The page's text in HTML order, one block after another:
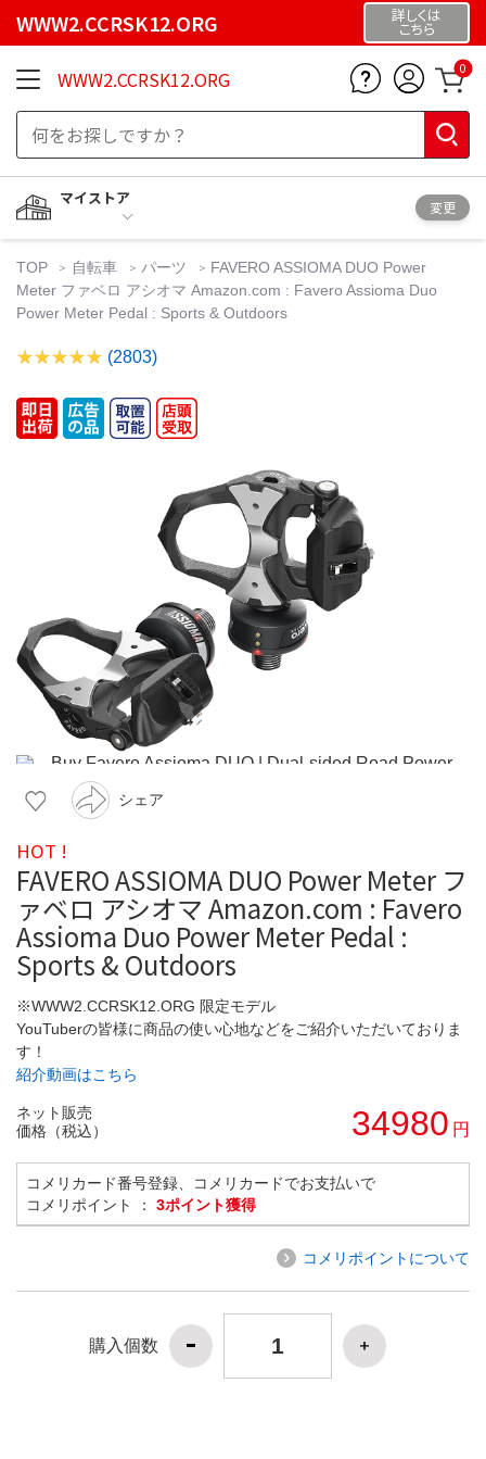
WWW2.CCRSK12.ORG 詳しくは
こちら
WWW2.CCRSK12.ORG 0
マイストア
変更
TOP 自転車 パーツ
FAVERO ASSIOMA DUO Power
Meter ファベロ アシオマ Amazon.com : Favero Assioma Duo
Power Meter Pedal : Sports & Outdoors
(2803)
シェア
HOT !
FAVERO ASSIOMA DUO Power Meter フ
ァベロ アシオマ Amazon.com : Favero
Assioma Duo Power Meter Pedal :
Sports & Outdoors
※WWW2.CCRSK12.ORG 限定モデル
YouTuberの皆様に商品の使い心地などをご紹介いただいておりま
す！
紹介動画はこちら
ネット販売
価格（税込）
34980 円
コメリカード番号登録、コメリカードでお支払いで
コメリポイント ： 3ポイント獲得
コメリポイントについて
購入個数